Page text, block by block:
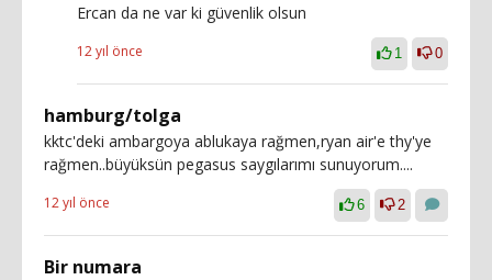
Ercan da ne var ki güvenlik olsun
12 yıl önce 1 0
hamburg/tolga
kktc'deki ambargoya ablukaya rağmen,ryan air'e thy'ye
rağmen..büyüksün pegasus saygılarımı sunuyorum....
12 yıl önce 6 2
Bir numara